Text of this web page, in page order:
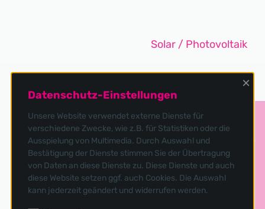
Solar / Photovoltaik
Dachfenster
Datenschutz-Einstellungen
×
Unsere Website verwendet externe Dienste für
verschiedene Zwecke, wie z.B. für Statistiken oder die
Ausspielung von Multimedia. Durch Auswahl und
Bestätigung der Dienste stimmen Sie der Übertragung
von Daten an diese Dienste zu. Diese Dienste und auch
diese Website setzen ggf. auch Cookies. Die Auswahl
kann jederzeit geändert und widerrufen werden.